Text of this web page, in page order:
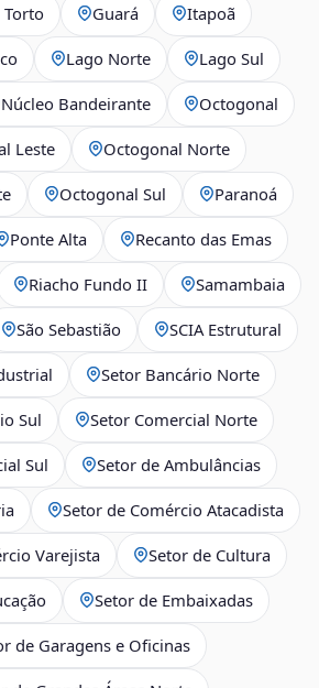
Guará Itapoã
Lago Norte Lago Sul
Núcleo Bandeirante Octogonal
Leste Octogonal Norte
Octogonal Sul Paranoá
Ponte Alta Recanto das Emas
Riacho Fundo II Samambaia
São Sebastião SCIA Estrutural
Setor Bancário Norte
Sul Setor Comercial Norte
Sul Setor de Ambulâncias
Setor de Comércio Atacadista
Varejista Setor de Cultura
Setor de Embaixadas
de Garagens e Oficinas